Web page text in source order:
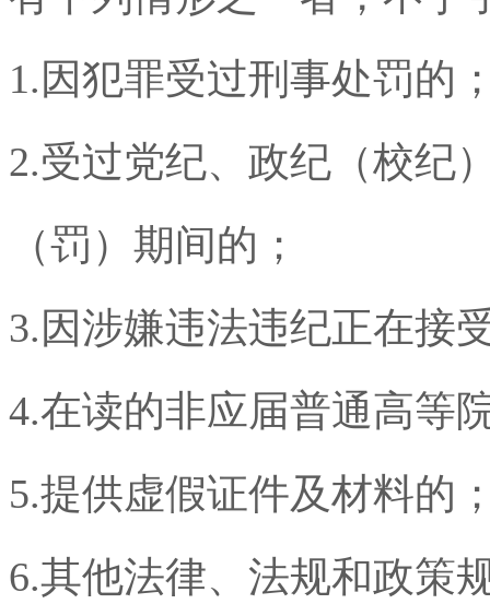
1. 因犯罪受过刑事处罚的
2.受过党纪、政纪（校纪
（罚）期间的；
3. 因涉嫌违法违纪正在接
4.在读的非应届普通高等
5.提供虚假证件及材料的
6.其他法律、法规和政策